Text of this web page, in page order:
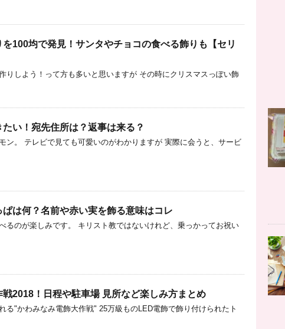
100均で発見！サンタやチョコの食べる飾りも【セリ
りしよう！って方も多いと思いますが その時にクリスマスっぽい飾
い！宛先住所は？返事は来る？
ン。 テレビで見ても可愛いのがわかりますが 実際に会うと、サービ
は何？名前や赤い実を飾る意味はコレ
るのが楽しみです。 キリスト教ではないけれど、乗っかってお祝い
2018！日程や駐車場 見所など楽しみ方まとめ
る"かわみなみ電飾大作戦" 25万級ものLED電飾で飾り付けられたト